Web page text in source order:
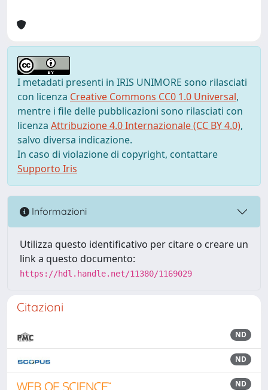
I metadati presenti in IRIS UNIMORE sono rilasciati
con licenza Creative Commons CC0 1.0 Universal,
mentre i file delle pubblicazioni sono rilasciati con
licenza Attribuzione 4.0 Internazionale (CC BY 4.0),
salvo diversa indicazione.
In caso di violazione di copyright, contattare
Supporto Iris
Informazioni
Utilizza questo identificativo per citare o creare un
link a questo documento:
https://hdl.handle.net/11380/1169029
Citazioni
ND
ND
ND